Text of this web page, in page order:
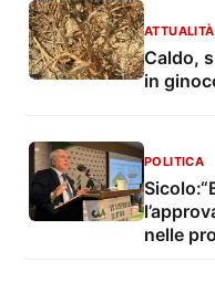
ATTUALITÀ
Caldo,
in
POLITICA
nelle